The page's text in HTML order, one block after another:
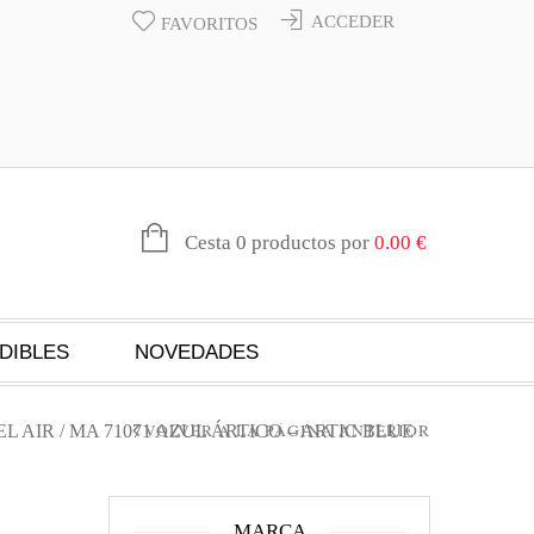
ACCEDER
FAVORITOS
Cesta 0 productos por 0.00 €
NOVEDADES
AIR / MA 71071 AZUL ÁRTICO – ARTIC BLUE
VOLVER A LA PÁGINA ANTERIOR